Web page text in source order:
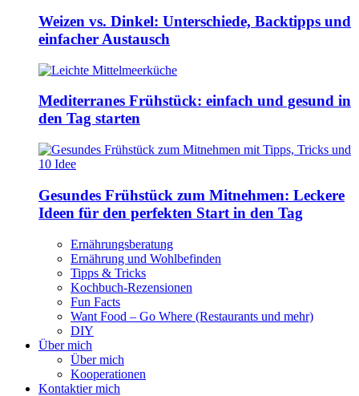
Weizen vs. Dinkel: Unterschiede, Backtipps und
einfacher Austausch
Mediterranes Frühstück: einfach und gesund in
den Tag starten
Gesundes Frühstück zum Mitnehmen: Leckere
Ideen für den perfekten Start in den Tag
Ernährungsberatung
Ernährung und Wohlbefinden
Tipps & Tricks
Kochbuch-Rezensionen
Fun Facts
Want Food – Go Where (Restaurants und mehr)
DIY
Über mich
Über mich
Kooperationen
Kontaktier mich